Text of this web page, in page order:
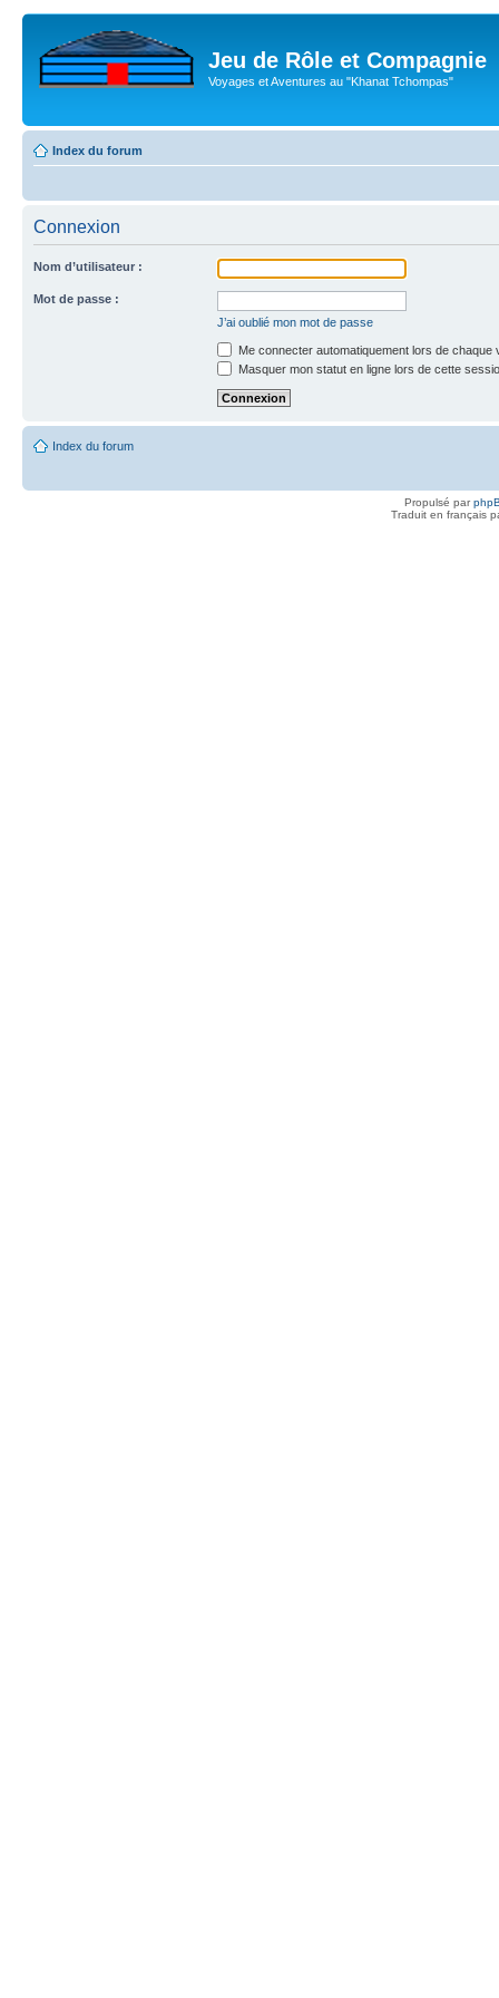
Jeu de Rôle et Compagnie
Voyages et Aventures au "Khanat Tchompas"
Index du forum
Connexion
Nom d’utilisateur :
Mot de passe :
J’ai oublié mon mot de passe
Me connecter automatiquement lors de chaque
Masquer mon statut en ligne lors de cette
Index du forum
Propulsé par
Traduit en français